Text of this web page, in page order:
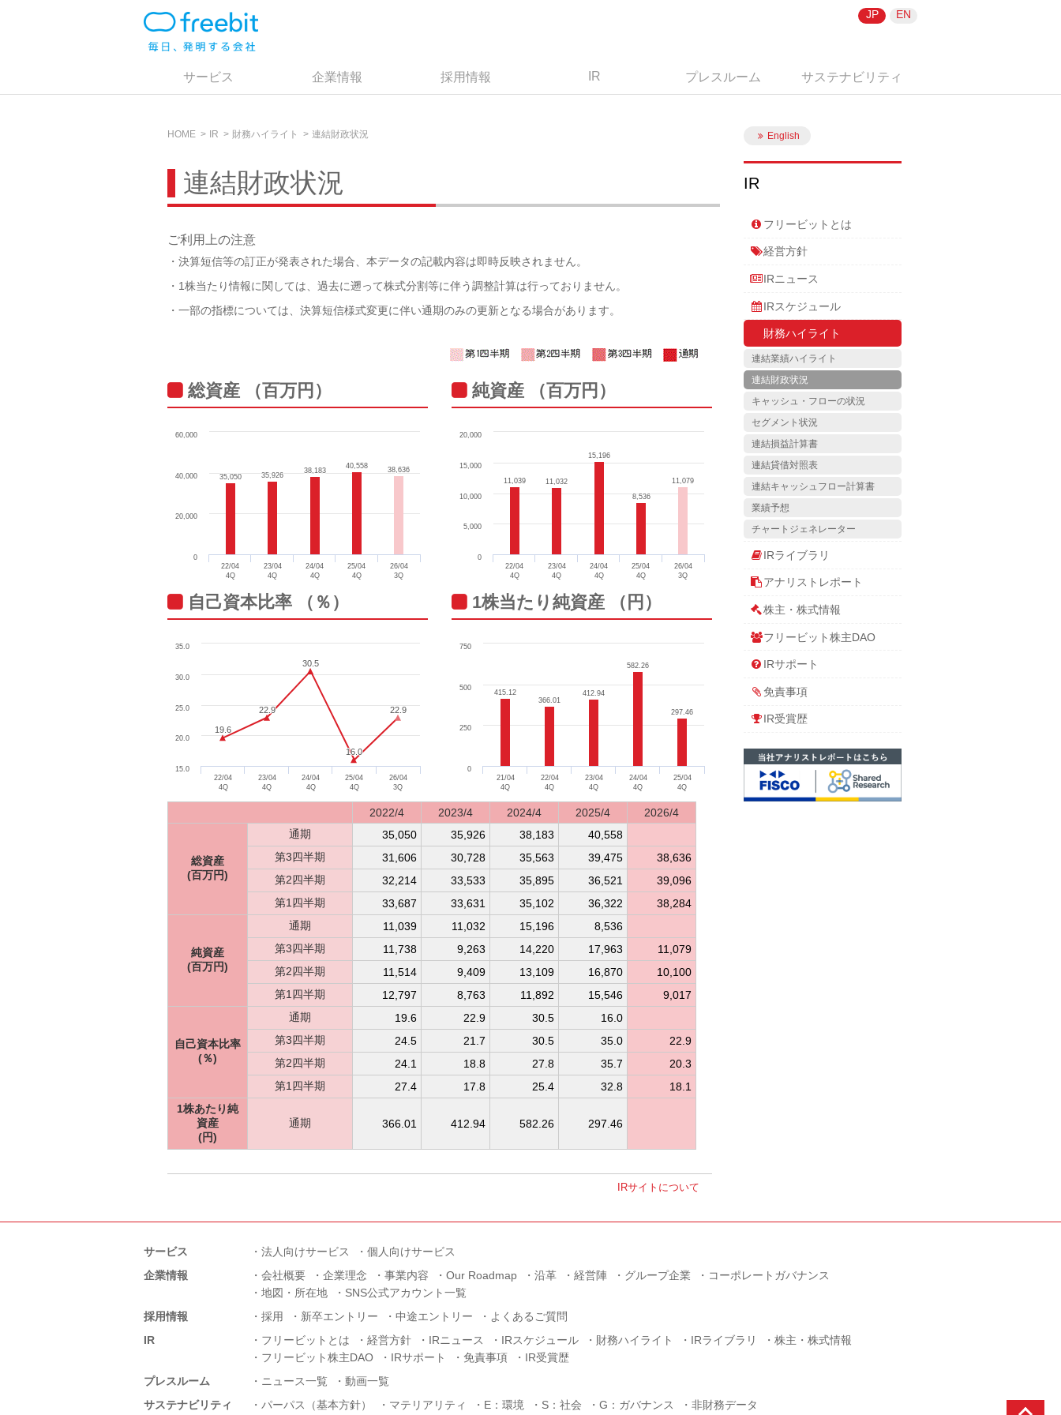
サービス 企業情報 採用情報 IR プレスルーム サステナビリティ
JP EN
HOME IR 財務ハイライト 連結財政状況
連結財政状況
ご利用上の注意
・決算短信等の訂正が発表された場合、本データの記載内容は即時反映されません。
・1株当たり情報に関しては、過去に遡って株式分割等に伴う調整計算は行っておりません。
・一部の指標については、決算短信様式変更に伴い通期のみの更新となる場合があります。
総資産 （百万円）
35,050
35,050 35,926
35,926
38,183
38,183
40,558
40,558 38,636
38,636
22/04
4Q
23/04
4Q
24/04
4Q
25/04
4Q
26/04
3Q
0
20,000
40,000
60,000
純資産 （百万円）
11,039
11,039 11,032
11,032
15,196
15,196
8,536
8,536
11,079
11,079
22/04
4Q
23/04
4Q
24/04
4Q
25/04
4Q
26/04
3Q
0
5,000
10,000
15,000
20,000
自己資本比率 （％）
19.6
19.6
22.9
22.9
30.5
30.5
16.0
16.0
22.9
22.9
22/04
4Q
23/04
4Q
24/04
4Q
25/04
4Q
26/04
3Q
15.0
20.0
25.0
30.0
35.0
1株当たり純資産 （円）
415.12
415.12
366.01
366.01
412.94
412.94
582.26
582.26
297.46
297.46
21/04
4Q
22/04
4Q
23/04
4Q
24/04
4Q
25/04
4Q
0
250
500
750
2022/4 2023/4 2024/4 2025/4 2026/4
総資産
(百万円)
通期 35,050 35,926 38,183
40,558
第3四半期
31,606 30,728 35,563 39,475
38,636
第2四半期
32,214 33,533 35,895 36,521
39,096
第1四半期
33,687 33,631 35,102 36,322 38,284
純資産
(百万円)
通期 11,039 11,032 15,196
8,536
第3四半期
11,738 9,263 14,220 17,963
11,079
第2四半期
11,514 9,409 13,109 16,870
10,100
第1四半期
12,797 8,763 11,892 15,546 9,017
自己資本比率
(％)
通期 19.6 22.9 30.5
16.0
第3四半期
24.5 21.7 30.5 35.0
22.9
第2四半期
24.1 18.8 27.8 35.7
20.3
第1四半期
27.4 17.8 25.4 32.8
18.1
1株あたり純
資産
(円)
通期 366.01 412.94 582.26 297.46
IRサイトについて
English
IR
フリービットとは
経営方針
IRニュース
IRスケジュール
財務ハイライト
連結業績ハイライト
連結財政状況
キャッシュ・フローの状況
セグメント状況
連結損益計算書
連結貸借対照表
連結キャッシュフロー計算書
業績予想
チャートジェネレーター
IRライブラリ
アナリストレポート
株主・株式情報
フリービット株主DAO
IRサポート
免責事項
IR受賞歴
サービス 法人向けサービス
個人向けサービス
企業情報
会社概要 企業理念 事業内容 Our Roadmap 沿革 経営陣 グループ企業
コーポレートガバナンス
地図・所在地
SNS公式アカウント一覧
採用情報
採用 新卒エントリー 中途エントリー
よくあるご質問
IR
フリービットとは 経営方針 IRニュース IRスケジュール 財務ハイライト IRライブラリ
株主・株式情報
フリービット株主DAO
IRサポート 免責事項
IR受賞歴
プレスルーム
ニュース一覧
動画一覧
サステナビリティ
パーパス（基本方針） マテリアリティ E：環境 S：社会 G：ガバナンス 非財務データ